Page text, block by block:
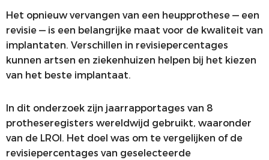
Het opnieuw vervangen van een heupprothese — een
revisie — is een belangrijke maat voor de kwaliteit van
implantaten. Verschillen in revisiepercentages
kunnen artsen en ziekenhuizen helpen bij het kiezen
van het beste implantaat.
In dit onderzoek zijn jaarrapportages van 8
protheseregisters wereldwijd gebruikt, waaronder
van de LROI. Het doel was om te vergelijken of de
revisiepercentages van geselecteerde